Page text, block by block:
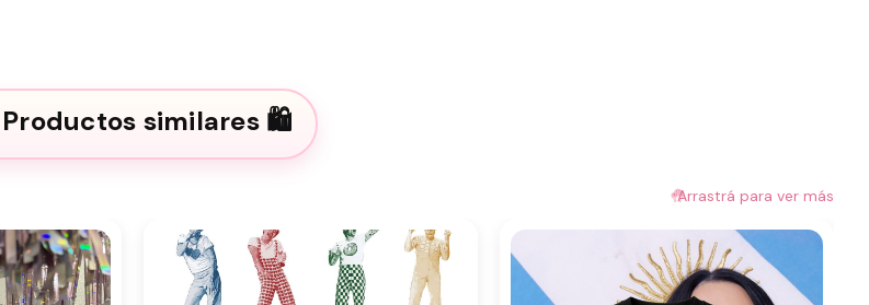
Productos similares
🤚Arrastrá para ver más